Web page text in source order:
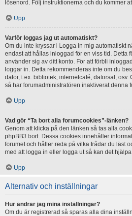
lösenord. Följ instruktionerna och du kommer
Upp
Varför loggas jag ut automatiskt?
Om du inte kryssar i Logga in mig automatiskt
endast att hållas inloggad för en viss tid. Detta
använder sig av ditt konto. För att förbli
loggar in. Detta rekommenderas inte om du
dator, t.ex. bibliotek, internetcafé, datorsal,
så har forumadministratören inaktiverat denna
Upp
Vad gör “Ta bort alla forumcookies”-länken?
Genom att klicka på den länken så tas alla
phpBB3 bort. Dessa cookies innehåller
forumet och håller reda på vilka trådar du läst
med att logga in eller logga ut så kan det
Upp
Alternativ och inställningar
Hur ändrar jag mina inställningar?
Om du är registrerad så sparas alla dina